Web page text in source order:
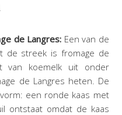
de Langres: Een van de
de streek is fromage de
van koemelk uit onder
de Langres heten. De
een ronde kaas met
ontstaat omdat de kaas